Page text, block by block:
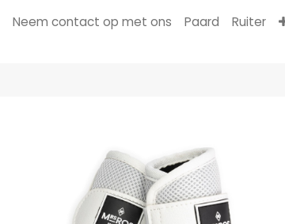
Neem contact op met ons Paard Ruiter